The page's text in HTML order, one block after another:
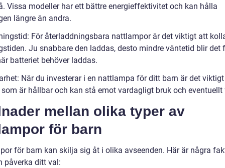
Vissa modeller har ett bättre energieffektivitet och kan hålla
längre än andra.
För återladdningsbara nattlampor är det viktigt att
Ju snabbare den laddas, desto mindre väntetid blir det
batteriet behöver laddas.
När du investerar i en nattlampa för ditt barn är det
är hållbar och kan stå emot vardagligt bruk och
mellan olika typer av
för barn
för barn kan skilja sig åt i olika avseenden. Här är några
påverka ditt val: